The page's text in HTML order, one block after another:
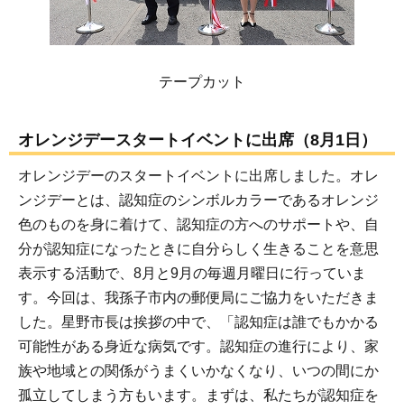
テープカット
オレンジデースタートイベントに出席（8月1日）
オレンジデーのスタートイベントに出席しました。オレ
ンジデーとは、認知症のシンボルカラーであるオレンジ
色のものを身に着けて、認知症の方へのサポートや、自
分が認知症になったときに自分らしく生きることを意思
表示する活動で、8月と9月の毎週月曜日に行っていま
す。今回は、我孫子市内の郵便局にご協力をいただきま
した。星野市長は挨拶の中で、「認知症は誰でもかかる
可能性がある身近な病気です。認知症の進行により、家
族や地域との関係がうまくいかなくなり、いつの間にか
孤立してしまう方もいます。まずは、私たちが認知症を